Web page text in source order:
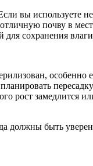
вы используете
почву в
сохранения
особенно
рост замедлится
должны быть